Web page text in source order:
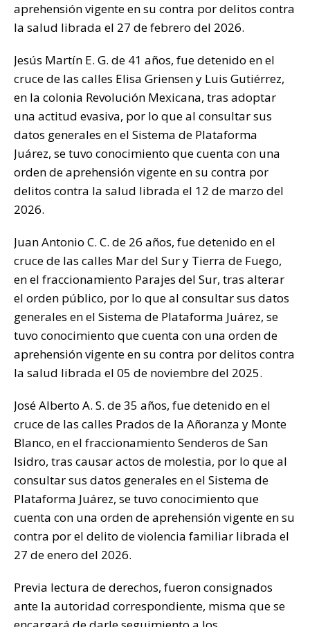
aprehensión vigente en su contra por delitos contra
la salud librada el 27 de febrero del 2026.
Jesús Martín E. G. de 41 años, fue detenido en el
cruce de las calles Elisa Griensen y Luis Gutiérrez,
en la colonia Revolución Mexicana, tras adoptar
una actitud evasiva, por lo que al consultar sus
datos generales en el Sistema de Plataforma
Juárez, se tuvo conocimiento que cuenta con una
orden de aprehensión vigente en su contra por
delitos contra la salud librada el 12 de marzo del
2026.
Juan Antonio C. C. de 26 años, fue detenido en el
cruce de las calles Mar del Sur y Tierra de Fuego,
en el fraccionamiento Parajes del Sur, tras alterar
el orden público, por lo que al consultar sus datos
generales en el Sistema de Plataforma Juárez, se
tuvo conocimiento que cuenta con una orden de
aprehensión vigente en su contra por delitos contra
la salud librada el 05 de noviembre del 2025.
José Alberto A. S. de 35 años, fue detenido en el
cruce de las calles Prados de la Añoranza y Monte
Blanco, en el fraccionamiento Senderos de San
Isidro, tras causar actos de molestia, por lo que al
consultar sus datos generales en el Sistema de
Plataforma Juárez, se tuvo conocimiento que
cuenta con una orden de aprehensión vigente en su
contra por el delito de violencia familiar librada el
27 de enero del 2026.
Previa lectura de derechos, fueron consignados
ante la autoridad correspondiente, misma que se